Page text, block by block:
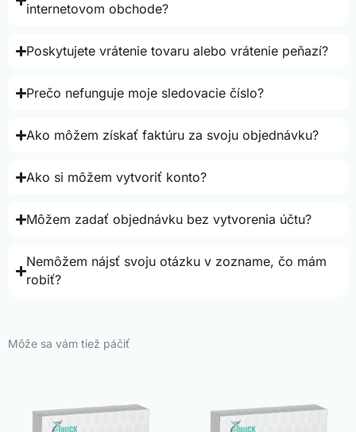
internetovom obchode?
Poskytujete vrátenie tovaru alebo vrátenie peňazí?
Prečo nefunguje moje sledovacie číslo?
Ako môžem získať faktúru za svoju objednávku?
Ako si môžem vytvoriť konto?
Môžem zadať objednávku bez vytvorenia účtu?
Nemôžem nájsť svoju otázku v zozname, čo mám
robiť?
Môže sa vám tiež páčiť